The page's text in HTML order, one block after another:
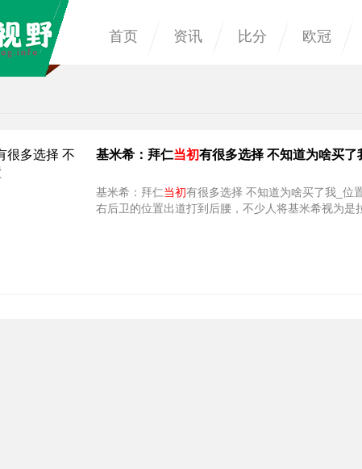
首页 资讯 比分 欧冠
基米希：拜仁当初有很多选择 不知道为啥买了
基米希：拜仁当初有很多选择 不知道为啥买了我_位置 25岁的基米希已经成为了拜仁的象征，
右后卫的位置出道打到后腰，不少人将基米希视为是